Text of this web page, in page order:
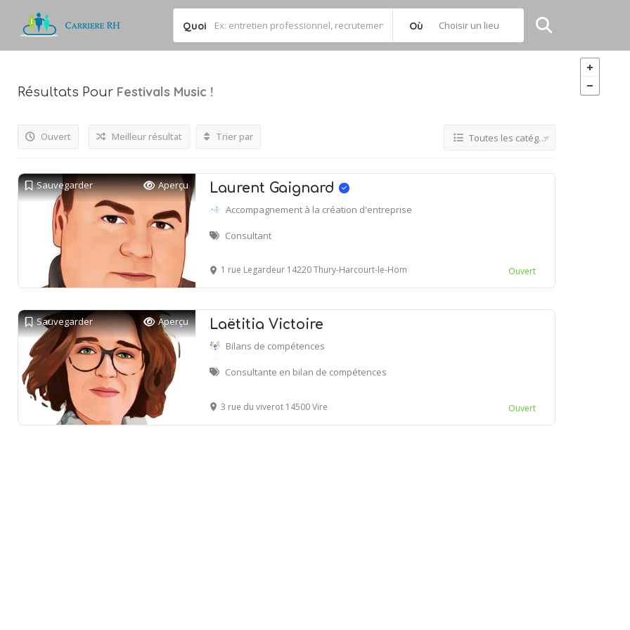
Quoi Où Choisir un lieu
Résultats Pour Festivals Music !
Ouvert Meilleur résultat Trier par Toutes les catégories
Sauvegarder Aperçu Laurent Gaignard
Accompagnement à la création d'entreprise
Consultant
1 rue Legardeur 14220 Thury-Harcourt-le-Hom Ouvert
Sauvegarder Aperçu Laëtitia Victoire
Bilans de compétences
Consultante en bilan de compétences
3 rue du viverot 14500 Vire Ouvert